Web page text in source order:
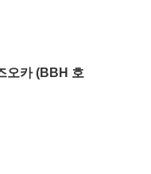
오카 (BBH 호